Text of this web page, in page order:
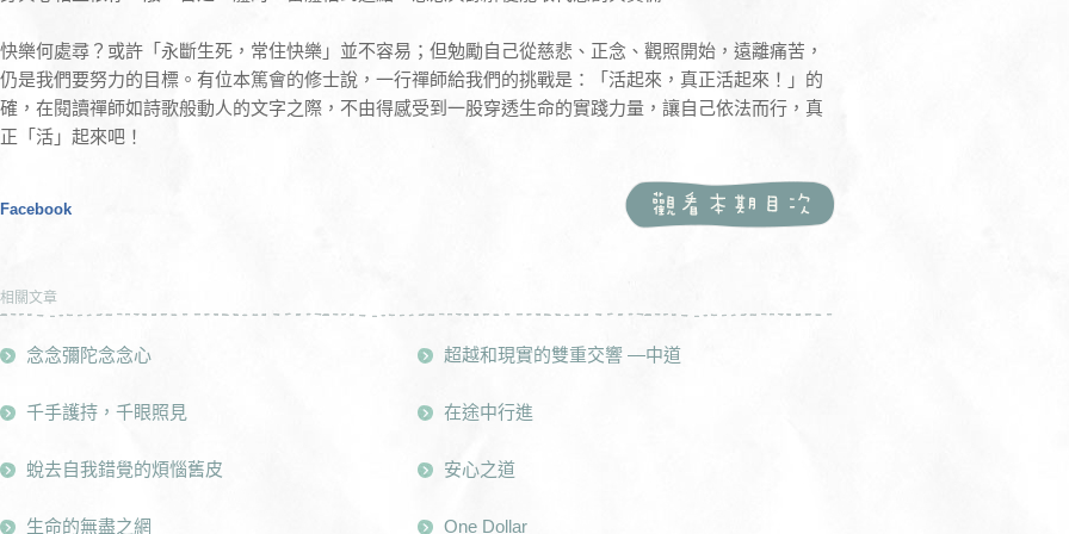
快樂何處尋？或許「永斷生死，常住快樂」並不容易；但勉勵自己從慈悲、正念、觀照開始，遠離痛苦，
仍是我們要努力的目標。有位本篤會的修士說，一行禪師給我們的挑戰是：「活起來，真正活起來！」的
確，在閱讀禪師如詩歌般動人的文字之際，不由得感受到一股穿透生命的實踐力量，讓自己依法而行，真
正「活」起來吧！
Facebook
相關文章
念念彌陀念念心
千手護持，千眼照見
蛻去自我錯覺的煩惱舊皮
生命的無盡之網
超越和現實的雙重交響 —中道
在途中行進
安心之道
One Dollar